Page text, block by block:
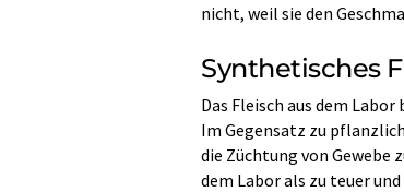
nicht, weil sie den
Synthetisches
Das Fleisch aus dem
Im Gegensatz zu
die Züchtung von Gewebe
dem Labor als zu teuer